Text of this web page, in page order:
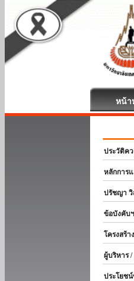
หน้า
ประวัติคว
หลักการแ
ปรัชญา วิสั
ข้อบังคับฯ
โครงสร้า
ผู้บริหาร /
ประโยชน์